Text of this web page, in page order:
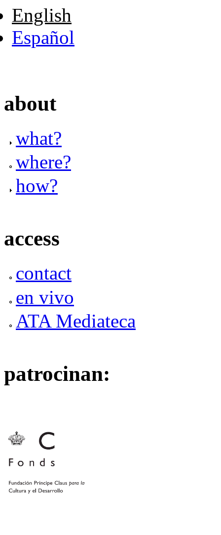
English
Español
about
what?
where?
how?
access
contact
en vivo
ATA Mediateca
patrocinan: